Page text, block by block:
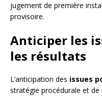
jugement de première
provisoire.
Anticiper les
les résultats
L’anticipation des issues
stratégie procédurale et de